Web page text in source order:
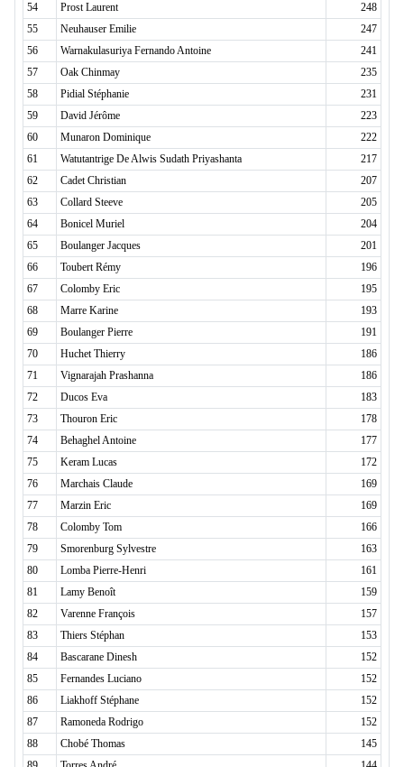
54
Prost Laurent
248
55
Neuhauser Emilie
247
56
Warnakulasuriya Fernando Antoine
241
57
Oak Chinmay
235
58
Pidial Stéphanie
231
59
David Jérôme
223
60
Munaron Dominique
222
61
Watutantrige De Alwis Sudath Priyashanta
217
62
Cadet Christian
207
63
Collard Steeve
205
64
Bonicel Muriel
204
65
Boulanger Jacques
201
66
Toubert Rémy
196
67
Colomby Eric
195
68
Marre Karine
193
69
Boulanger Pierre
191
70
Huchet Thierry
186
71
Vignarajah Prashanna
186
72
Ducos Eva
183
73
Thouron Eric
178
74
Behaghel Antoine
177
75
Keram Lucas
172
76
Marchais Claude
169
77
Marzin Eric
169
78
Colomby Tom
166
79
Smorenburg Sylvestre
163
80
Lomba Pierre-Henri
161
81
Lamy Benoît
159
82
Varenne François
157
83
Thiers Stéphan
153
84
Bascarane Dinesh
152
85
Fernandes Luciano
152
86
Liakhoff Stéphane
152
87
Ramoneda Rodrigo
152
88
Chobé Thomas
145